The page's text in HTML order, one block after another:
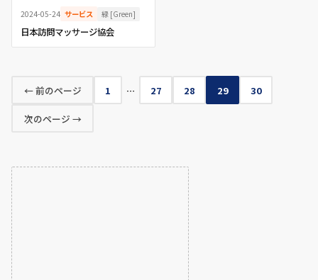
2024-05-24 サービス 緑 [Green]
日本訪問マッサージ協会
← 前のページ 1 … 27 28 29 30
次のページ →